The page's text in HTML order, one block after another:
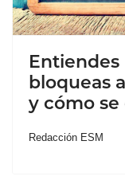
bloqueas
y cómo
Redacción ESM